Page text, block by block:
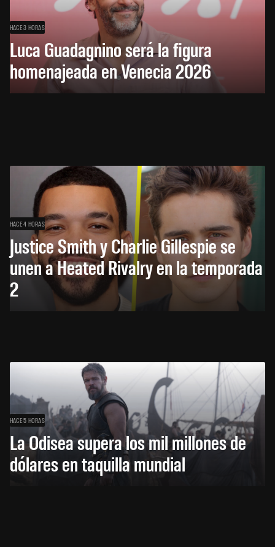
HACE 3 HORAS
Luca Guadagnino será la figura
homenajeada en Venecia 2026
HACE 4 HORAS
Justice Smith y Charlie Gillespie se
unen a Heated Rivalry en la temporada
2
HACE 5 HORAS
La Odisea supera los mil millones de
dólares en taquilla mundial